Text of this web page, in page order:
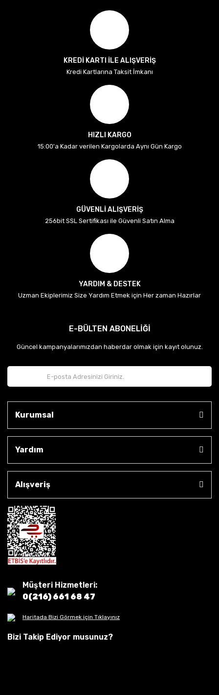
KREDİ KARTI İLE ALIŞVERİŞ
Kredi Kartlarına Taksit İmkanı
HIZLI KARGO
15:00'a Kadar verilen Kargolarda Aynı Gün Kargo
GÜVENLİ ALIŞVERİŞ
256bit SSL Sertifikası ile Güvenli Satın Alma
YARDIM & DESTEK
Uzman Ekiplerimiz Size Yardım Etmek için Her zaman Hazırlar
E-BÜLTEN ABONELİĞİ
Güncel kampanyalarımızdan haberdar olmak için kayıt olunuz.
Kurumsal
Yardım
Alışveriş
Müşteri Hizmetleri:
0(216) 661 68 47
Haritada Bizi Görmek için Tıklayınız
Bizi Takip Ediyor musunuz?